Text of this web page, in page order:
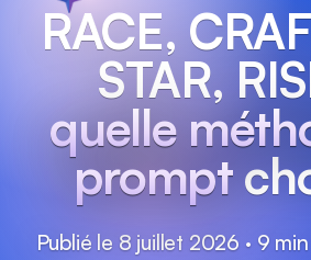
RACE,
STAR,
quelle
prompt
Publié le 8 juillet 2026 · 9